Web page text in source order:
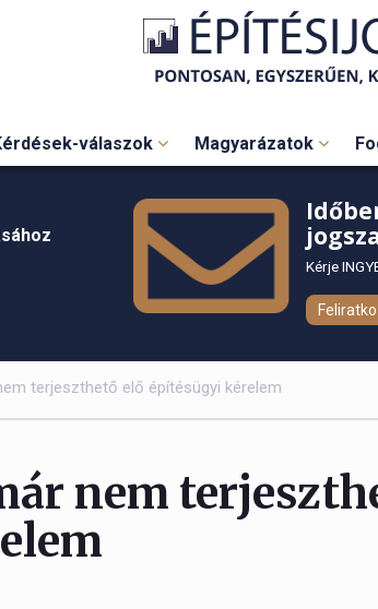
válaszok Magyarázatok
Kérje
terjeszthető elő építésügyi kérelem
nem